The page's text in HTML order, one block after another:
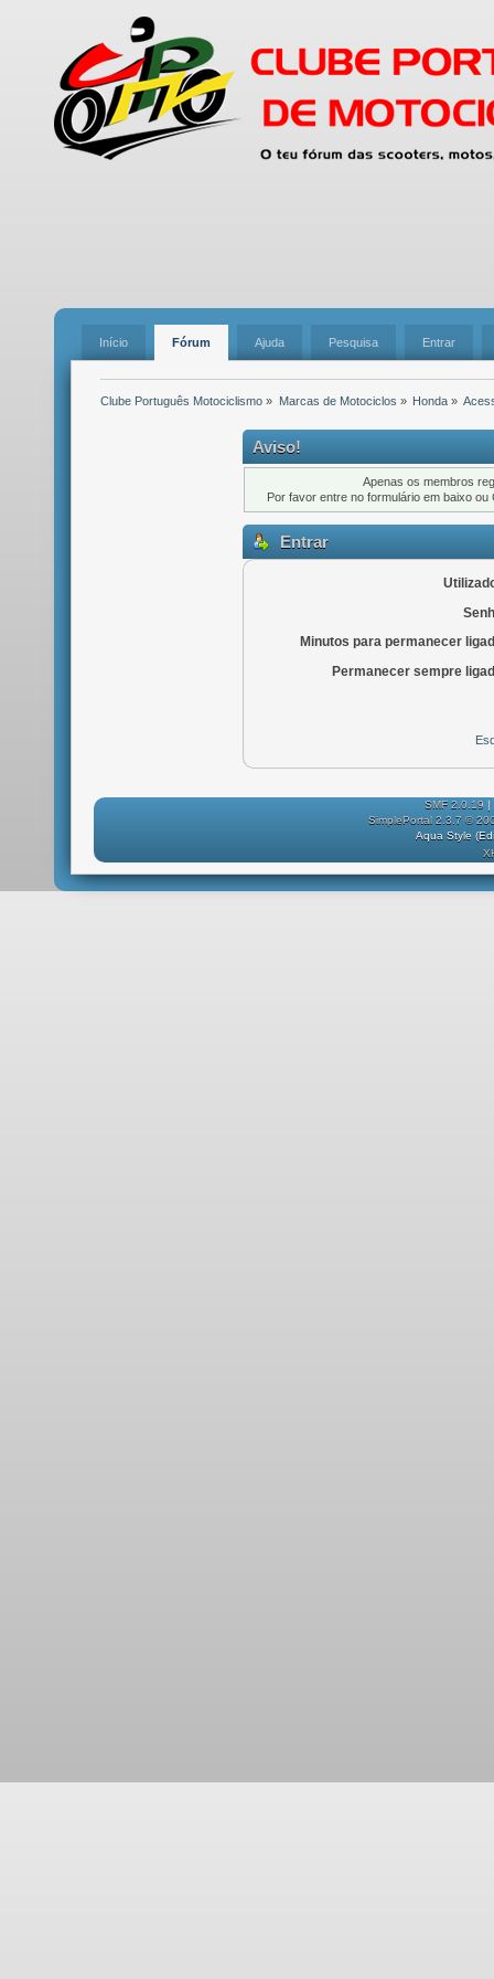
Início Fórum Ajuda Pesquisa Entrar
Clube Português Motociclismo » Marcas de Motociclos » Honda»
Aviso!
Apenas os membros
Por favor entre no formulário em baixo ou
Entrar
Minutos para permanecer
Permanecer sempre
SMF 2.0.19 |
SimplePortal 2.3.7 ©
Aqua Style